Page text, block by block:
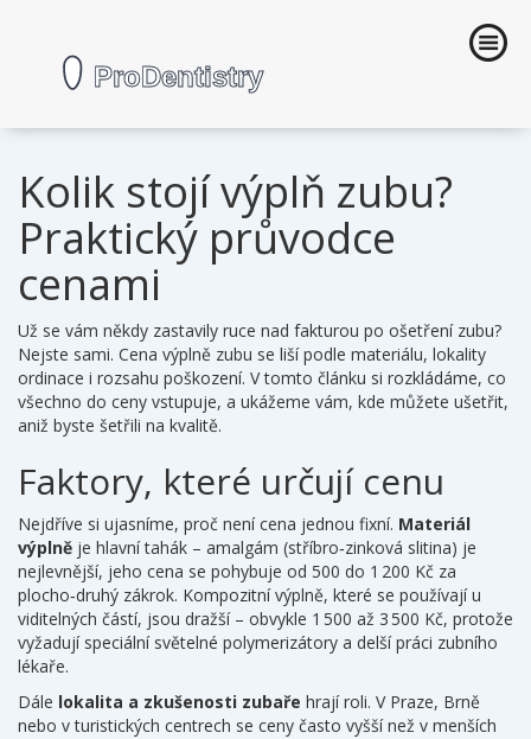
Kolik stojí výplň zubu?
Praktický průvodce
cenami
Už se vám někdy zastavily ruce nad fakturou po ošetření zubu?
Nejste sami. Cena výplně zubu se liší podle materiálu, lokality
ordinace i rozsahu poškození. V tomto článku si rozkládáme, co
všechno do ceny vstupuje, a ukážeme vám, kde můžete ušetřit,
aniž byste šetřili na kvalitě.
Faktory, které určují cenu
Nejdříve si ujasníme, proč není cena jednou fixní. Materiál
výplně je hlavní tahák – amalgám (stříbro‑zinková slitina) je
nejlevnější, jeho cena se pohybuje od 500 do 1 200 Kč za
plocho‑druhý zákrok. Kompozitní výplně, které se používají u
viditelných částí, jsou dražší – obvykle 1 500 až 3 500 Kč, protože
vyžadují speciální světelné polymerizátory a delší práci zubního
lékaře.
Dále lokalita a zkušenosti zubaře hrají roli. V Praze, Brně
nebo v turistických centrech se ceny často vyšší než v menších